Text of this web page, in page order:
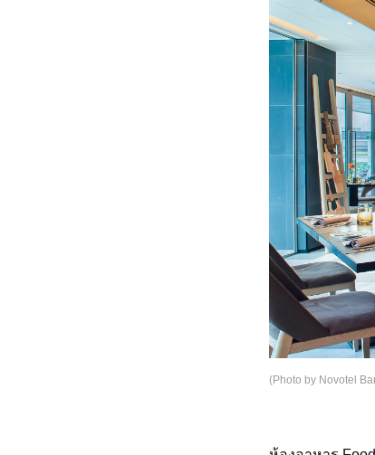
(Photo by Novotel